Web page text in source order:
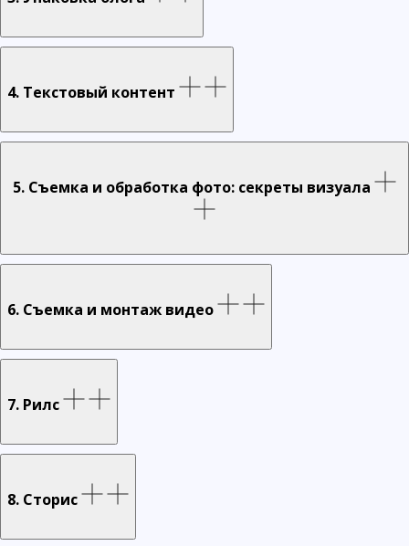
4. Текстовый контент
5. Съемка и обработка фото: секреты визуала
6. Съемка и монтаж видео
7. Рилс
8. Сторис